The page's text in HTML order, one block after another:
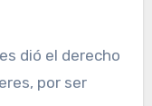
dió el derecho
por ser